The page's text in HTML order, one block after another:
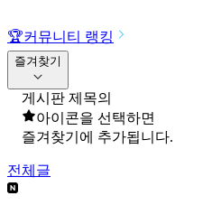
🏆커뮤니티 랭킹
즐겨찾기
게시판 제목의
아이콘을 선택하면
즐겨찾기에 추가됩니다.
전체글